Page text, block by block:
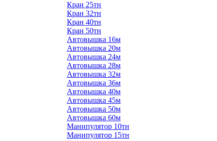
Кран 25тн
Кран 32тн
Кран 40тн
Кран 50тн
Автовышка 16м
Автовышка 20м
Автовышка 24м
Автовышка 28м
Автовышка 32м
Автовышка 36м
Автовышка 40м
Автовышка 45м
Автовышка 50м
Автовышка 60м
Манипулятор 10тн
Манипулятор 15тн